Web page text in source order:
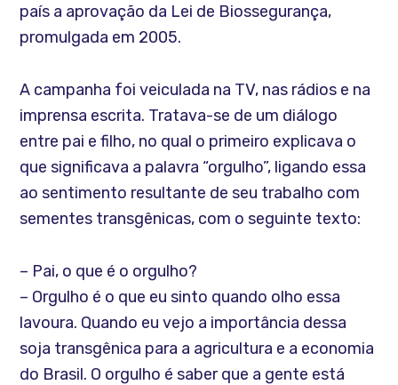
país a aprovação da Lei de Biossegurança,
promulgada em 2005.
A campanha foi veiculada na TV, nas rádios e na
imprensa escrita. Tratava-se de um diálogo
entre pai e filho, no qual o primeiro explicava o
que significava a palavra “orgulho”, ligando essa
ao sentimento resultante de seu trabalho com
sementes transgênicas, com o seguinte texto:
– Pai, o que é o orgulho?
– Orgulho é o que eu sinto quando olho essa
lavoura. Quando eu vejo a importância dessa
soja transgênica para a agricultura e a economia
do Brasil. O orgulho é saber que a gente está